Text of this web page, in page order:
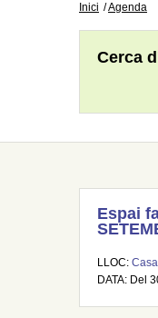
Inici Agenda
Cerca
Espai
LLOC:
DATA: Del